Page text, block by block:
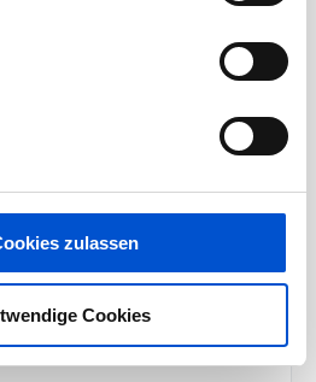
zulassen
Cookies